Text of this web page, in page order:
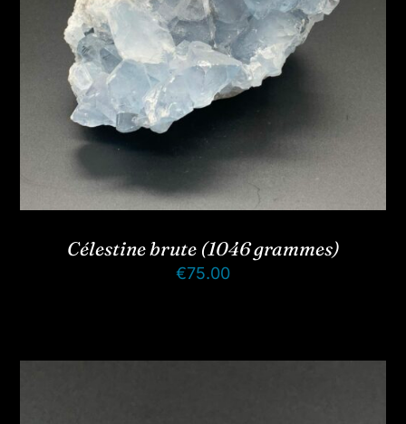
Célestine brute (1046 grammes)
€75.00